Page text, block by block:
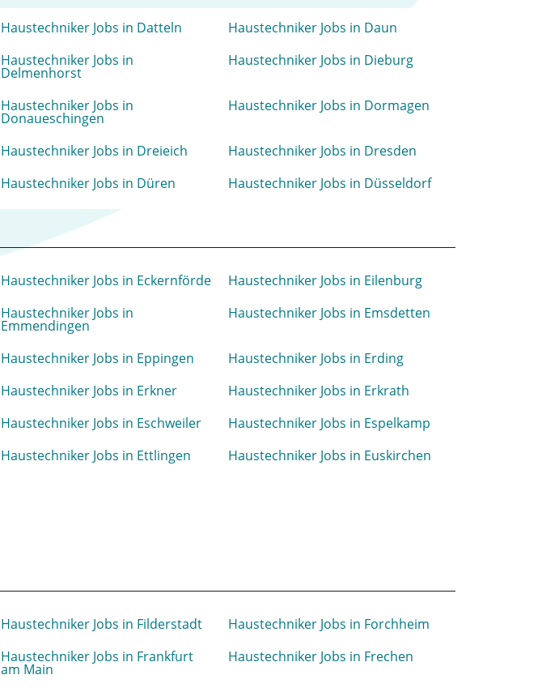
Haustechniker Jobs in Datteln
Haustechniker Jobs in Daun
Haustechniker Jobs in
Delmenhorst
Haustechniker Jobs in Dieburg
Haustechniker Jobs in
Donaueschingen
Haustechniker Jobs in Dormagen
Haustechniker Jobs in Dreieich
Haustechniker Jobs in Dresden
Haustechniker Jobs in Düren Haustechniker Jobs in Düsseldorf
Haustechniker Jobs in Eckernförde
Haustechniker Jobs in Eilenburg
Haustechniker Jobs in
Emmendingen
Haustechniker Jobs in Emsdetten
Haustechniker Jobs in Eppingen
Haustechniker Jobs in Erding
Haustechniker Jobs in Erkner
Haustechniker Jobs in Erkrath
Haustechniker Jobs in Eschweiler
Haustechniker Jobs in Espelkamp
Haustechniker Jobs in Ettlingen
Haustechniker Jobs in Euskirchen
Haustechniker Jobs in Filderstadt
Haustechniker Jobs in Forchheim
Haustechniker Jobs in Frankfurt
am Main
Haustechniker Jobs in Frechen